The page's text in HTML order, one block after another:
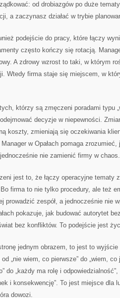
od drobiazgów po duże
a zaczynasz działać w trybie
podejście do pracy, które łączy
często kończy się rotacją.
A zdrowy wzrost to taki, w którym
Wtedy firma staje się miejscem, w
którzy są zmęczeni poradami typu
decyzje w niepewności.
koszty, zmieniają się oczekiwania
w Opałach pomaga
nie zamienić firmy w chaos.
jest to, że łączy operacyjne tematy
firma to nie tylko procedury, ale też
prowadzić zespół, a jednocześnie nie
pokazuje, jak budować autorytet
bez konfliktów. To podejście jest
jednym obrazem, to jest to
„nie wiem, co pierwsze” do „wiem, co
do „każdy ma rolę i
i konsekwencję”. To jest miejsce dla
dowozi.